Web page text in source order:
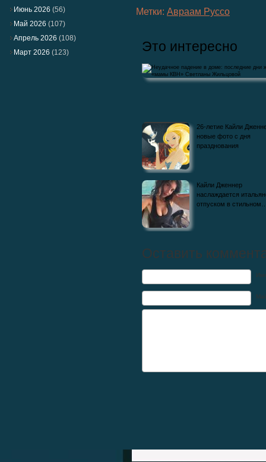
Июнь 2026 (56)
Май 2026 (107)
Апрель 2026 (108)
Март 2026 (123)
Метки: Авраам Руссо
Это интересно
Неудачное падение в доме: последние
жизни «мамы КВН» Светланы
26-летие Кайли
новые фото с дня
празднования
Кайли Дженнер
наслаждается
отпуском в
Оставить